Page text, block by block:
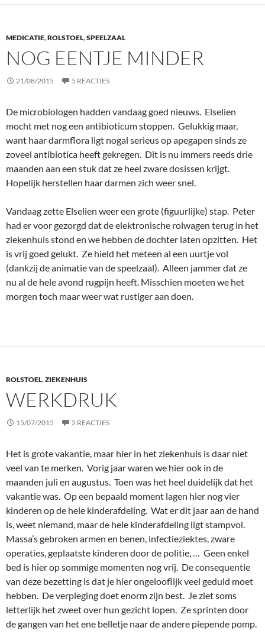
MEDICATIE,ROLSTOEL,SPEELZAAL
NOG EENTJE MINDER
21/08/2015 5 REACTIES
De microbiologen hadden vandaag goed nieuws. Elselien
mocht met nog een antibioticum stoppen. Gelukkig maar,
want haar darmflora ligt nogal serieus op apegapen sinds ze
zoveel antibiotica heeft gekregen. Dit is nu immers reeds drie
maanden aan een stuk dat ze heel zware dosissen krijgt.
Hopelijk herstellen haar darmen zich weer snel.
Vandaag zette Elselien weer een grote (figuurlijke) stap. Peter
had er voor gezorgd dat de elektronische rolwagen terug in het
ziekenhuis stond en we hebben de dochter laten opzitten. Het
is vrij goed gelukt. Ze hield het meteen al een uurtje vol
(dankzij de animatie van de speelzaal). Alleen jammer dat ze
nu al de hele avond rugpijn heeft. Misschien moeten we het
morgen toch maar weer wat rustiger aan doen.
ROLSTOEL,ZIEKENHUIS
WERKDRUK
15/07/2015 2 REACTIES
Het is grote vakantie, maar hier in het ziekenhuis is daar niet
veel van te merken. Vorig jaar waren we hier ook in de
maanden juli en augustus. Toen was het heel duidelijk dat het
vakantie was. Op een bepaald moment lagen hier nog vier
kinderen op de hele kinderafdeling. Wat er dit jaar aan de hand
is, weet niemand, maar de hele kinderafdeling ligt stampvol.
Massa’s gebroken armen en benen, infectieziektes, zware
operaties, geplaatste kinderen door de politie, … Geen enkel
bed is hier op sommige momenten nog vrij. De consequentie
van deze bezetting is dat je hier ongelooflijk veel geduld moet
hebben. De verpleging doet enorm zijn best. Je ziet soms
letterlijk het zweet over hun gezicht lopen. Ze sprinten door
de gangen van het ene belletje naar de andere piepende pomp.